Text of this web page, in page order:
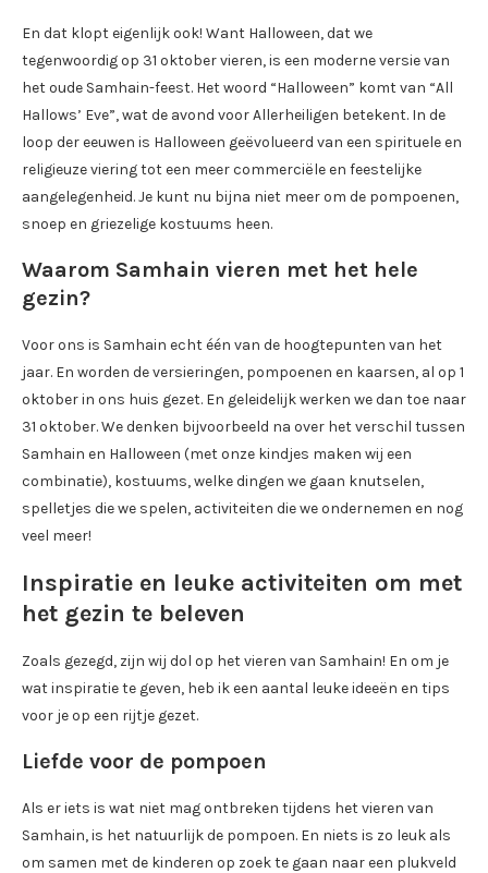
En dat klopt eigenlijk ook! Want Halloween, dat we
tegenwoordig op 31 oktober vieren, is een moderne versie van
het oude Samhain-feest. Het woord “Halloween” komt van “All
Hallows’ Eve”, wat de avond voor Allerheiligen betekent. In de
loop der eeuwen is Halloween geëvolueerd van een spirituele en
religieuze viering tot een meer commerciële en feestelijke
aangelegenheid. Je kunt nu bijna niet meer om de pompoenen,
snoep en griezelige kostuums heen.
Waarom Samhain vieren met het hele
gezin?
Voor ons is Samhain echt één van de hoogtepunten van het
jaar. En worden de versieringen, pompoenen en kaarsen, al op 1
oktober in ons huis gezet. En geleidelijk werken we dan toe naar
31 oktober. We denken bijvoorbeeld na over het verschil tussen
Samhain en Halloween (met onze kindjes maken wij een
combinatie), kostuums, welke dingen we gaan knutselen,
spelletjes die we spelen, activiteiten die we ondernemen en nog
veel meer!
Inspiratie en leuke activiteiten om met
het gezin te beleven
Zoals gezegd, zijn wij dol op het vieren van Samhain! En om je
wat inspiratie te geven, heb ik een aantal leuke ideeën en tips
voor je op een rijtje gezet.
Liefde voor de pompoen
Als er iets is wat niet mag ontbreken tijdens het vieren van
Samhain, is het natuurlijk de pompoen. En niets is zo leuk als
om samen met de kinderen op zoek te gaan naar een plukveld